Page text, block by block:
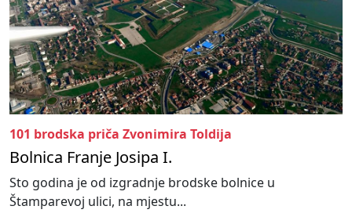
101 brodska priča Zvonimira Toldija
Bolnica Franje Josipa I.
Sto godina je od izgradnje brodske bolnice u
Štamparevoj ulici, na mjestu...